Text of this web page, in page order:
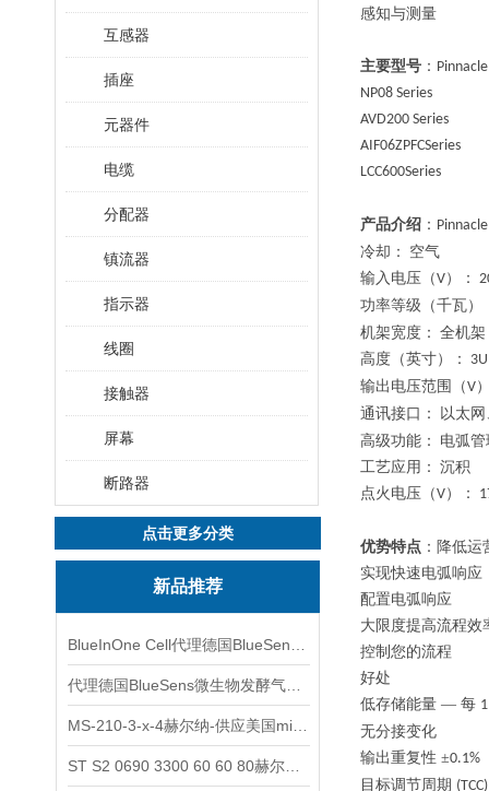
互感器
插座
元器件
电缆
分配器
镇流器
指示器
线圈
接触器
屏幕
断路器
点击更多分类
新品推荐
感知与测量
主要型号 ：
NP08 Series
AVD200 Series
AIF06ZPFCSeries
LCC600Series
产品介绍 ：
冷却：
空气
输入电压（V）：
功率等级（千瓦）
机架宽度： 全机架
高度（英寸）：
3U
输出电压范围（V
通讯接口：
以太网
高级功能：
电弧管
工艺应用： 沉积
点火电压（V）：
优势特点 ：降低
实现快速电弧响应
配置电弧响应
大限度提高流程效
控制您的流程
好处
低存储能量 — 每
无分接变化
输出重复性 ±0.1%
目标调节周期